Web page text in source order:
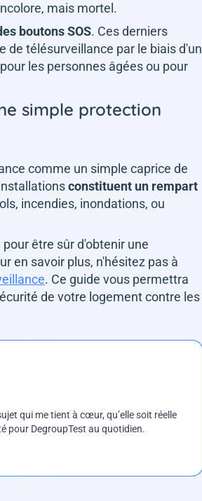
mais mortel.
boutons SOS. Ces derniers
de télésurveillance par le biais d'un
les personnes âgées ou pour
simple protection
comme un simple caprice de
constituent un rempart
incendies, inondations, ou
pour être sûr d'obtenir une
en savoir plus, n'hésitez pas à
. Ce guide vous permettra
de votre logement contre les
qui me tient à cœur, qu’elle soit réelle
pour DegroupTest au quotidien.